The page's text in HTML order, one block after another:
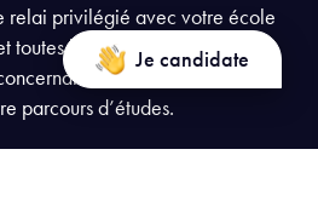
Je candidate
relai privilégié avec votre école
les questions pratiques
vos études, ou sur le
parcours d’études.